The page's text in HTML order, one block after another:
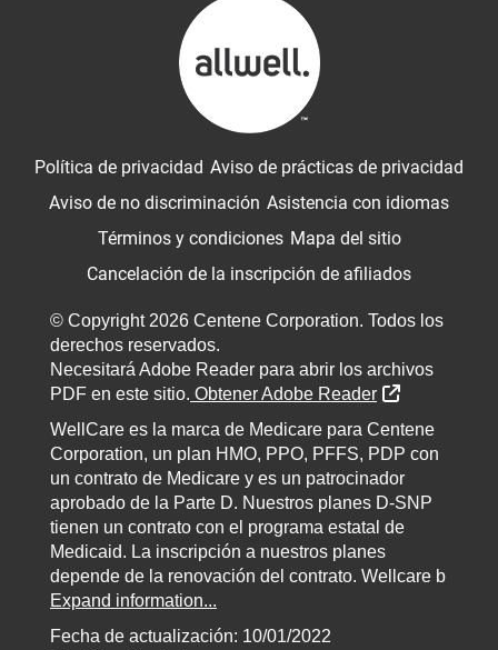
Política de privacidad Aviso de prácticas de privacidad
Aviso de no discriminación Asistencia con idiomas
Términos y condiciones Mapa del sitio
Cancelación de la inscripción de afiliados
© Copyright 2026 Centene Corporation. Todos los
derechos reservados.
Necesitará Adobe Reader para abrir los archivos
PDF en este sitio. Obtener Adobe Reader
External
WellCare es la marca de Medicare para Centene
Corporation, un plan HMO, PPO, PFFS, PDP con
un contrato de Medicare y es un patrocinador
aprobado de la Parte D. Nuestros planes D-SNP
tienen un contrato con el programa estatal de
Medicaid. La inscripción a nuestros planes
depende de la renovación del contrato. Wellcare b
Expand information...
Fecha de actualización: 10/01/2022